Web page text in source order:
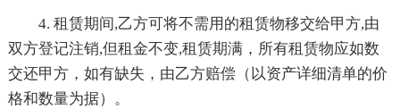
4. 租赁期间,乙方可将不需用的租赁物移交给甲方,由
双方登记注销,但租金不变,租赁期满，所有租赁物应如数
交还甲方，如有缺失，由乙方赔偿（以资产详细清单的价
格和数量为据）。